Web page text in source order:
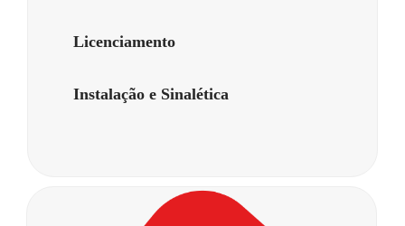
Licenciamento
Instalação e Sinalética